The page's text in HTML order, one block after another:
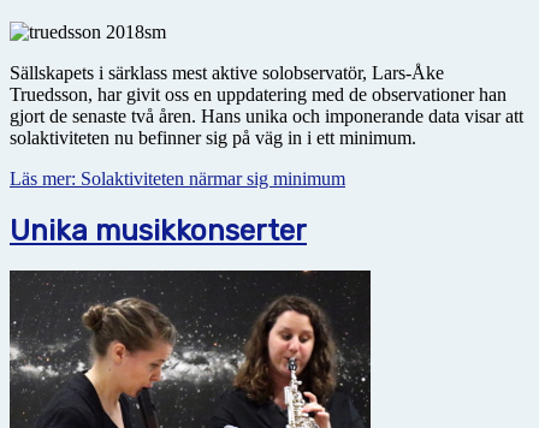
Sällskapets i särklass mest aktive solobservatör, Lars-Åke
Truedsson, har givit oss en uppdatering med de observationer han
gjort de senaste två åren. Hans unika och imponerande data visar att
solaktiviteten nu befinner sig på väg in i ett minimum.
Läs mer: Solaktiviteten närmar sig minimum
Unika musikkonserter